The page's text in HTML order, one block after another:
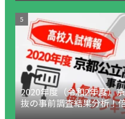
2020年度（令和2年度）
抜の事前調査結果分析！
（1月18日更新！）